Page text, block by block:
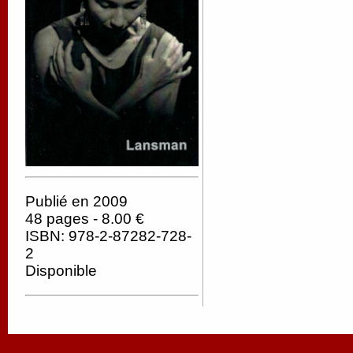
Publié en 2009
48 pages - 8.00 €
ISBN: 978-2-87282-728-
2
Disponible